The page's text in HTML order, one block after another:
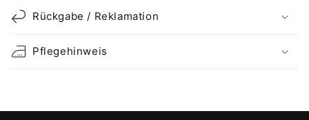
Mask...
Mask...
Rückgabe / Reklamation
Pflegehinweis